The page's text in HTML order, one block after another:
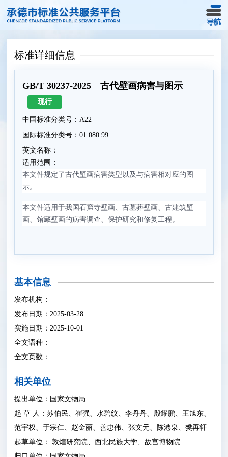
标准详细信息
GB/T 30237-2025 古代壁画病害与图示
现行
中国标准分类号：A22
国际标准分类号：01.080.99
英文名称：
适用范围：
本文件规定了古代壁画病害类型以及与病害相对应的图
示。
本文件适用于我国石窟寺壁画、古墓葬壁画、古建筑壁
画、馆藏壁画的病害调查、保护研究和修复工程。
基本信息
发布机构：
发布日期：2025-03-28
实施日期：2025-10-01
全文语种：
全文页数：
相关单位
提出单位：国家文物局
起 草 人：苏伯民、崔强、水碧纹、李丹丹、殷耀鹏、王旭东、
范宇权、于宗仁、赵金丽、善忠伟、张文元、陈港泉、樊再轩
起草单位： 敦煌研究院、西北民族大学、故宫博物院